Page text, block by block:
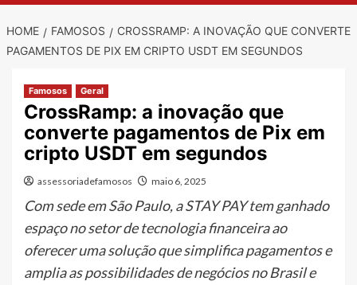
HOME FAMOSOS
CROSSRAMP: A INOVAÇÃO QUE CONVERTE
PAGAMENTOS DE PIX EM CRIPTO USDT EM SEGUNDOS
Famosos Geral
CrossRamp: a inovação que
converte pagamentos de Pix em
cripto USDT em segundos
assessoriadefamosos maio 6, 2025
Com sede em São Paulo, a STAY PAY tem ganhado
espaço no setor de tecnologia financeira ao
oferecer uma solução que simplifica pagamentos e
amplia as possibilidades de negócios no Brasil e